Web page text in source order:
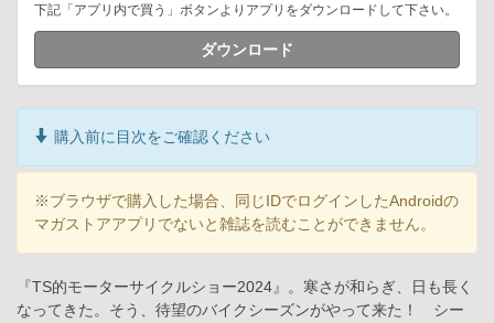
下記「アプリ内で買う」ボタンよりアプリをダウンロードして下さい。
ダウンロード
購入前に目次をご確認ください
※ブラウザで購入した場合、同じIDでログインしたAndroidの
マガストアアプリでないと雑誌を読むことができません。
『TS的モーターサイクルショー2024』。寒さが和らぎ、日も長く
なってきた。そう、待望のバイクシーズンがやって来た！ シー